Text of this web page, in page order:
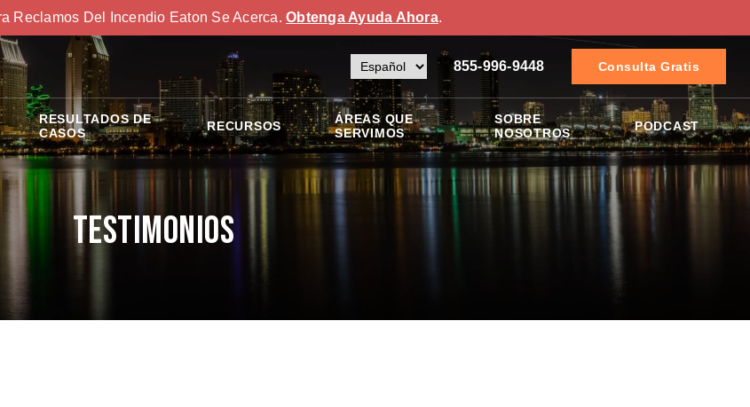
Reclamos Del Incendio Eaton Se Acerca.Obtenga Ayuda Ahora.
855-996-9448 Consulta Gratis
RESULTADOS DE
CASOS
RECURSOS
ÁREAS QUE
SERVIMOS
SOBRE
NOSOTROS
PODCAST
Testimonios